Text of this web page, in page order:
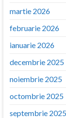
martie 2026
februarie 2026
ianuarie 2026
decembrie 2025
noiembrie 2025
octombrie 2025
septembrie 2025